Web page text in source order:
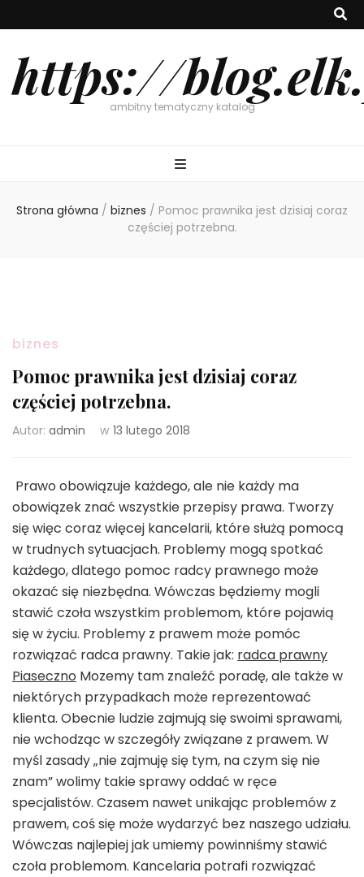
https://ambitny tematyczny katalog
Strona główna / biznes / Pomoc prawnika jest dzisiaj coraz
częściej potrzebna.
biznes
Pomoc prawnika jest dzisiaj coraz
częściej potrzebna.
Autor: admin w 13 lutego 2018
Prawo obowiązuje każdego, ale nie każdy ma
obowiązek znać wszystkie przepisy prawa. Tworzy
się więc coraz więcej kancelarii, które służą pomocą
w trudnych sytuacjach. Problemy mogą spotkać
każdego, dlatego pomoc radcy prawnego może
okazać się niezbędna. Wówczas będziemy mogli
stawić czoła wszystkim problemom, które pojawią
się w życiu. Problemy z prawem może pomóc
rozwiązać radca prawny. Takie jak: radca prawny
Piaseczno Mozemy tam znaleźć poradę, ale także w
niektórych przypadkach może reprezentować
klienta. Obecnie ludzie zajmują się swoimi sprawami,
nie wchodząc w szczegóły związane z prawem. W
myśl zasady „nie zajmuję się tym, na czym się nie
znam” wolimy takie sprawy oddać w ręce
specjalistów. Czasem nawet unikając problemów z
prawem, coś się może wydarzyć bez naszego udziału.
Wówczas najlepiej jak umiemy powinniśmy stawić
czoła problemom. Kancelaria potrafi rozwiązać